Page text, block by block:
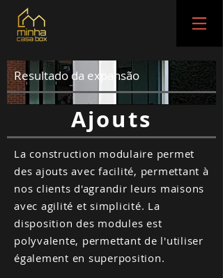
Resultado da expansão
Ajouts
La construction modulaire permet
des ajouts avec facilité, permettant à
nos clients d'agrandir leurs maisons
avec agilité et simplicité. La
disposition des modules est
polyvalente, permettant de l'utiliser
également en superposition.